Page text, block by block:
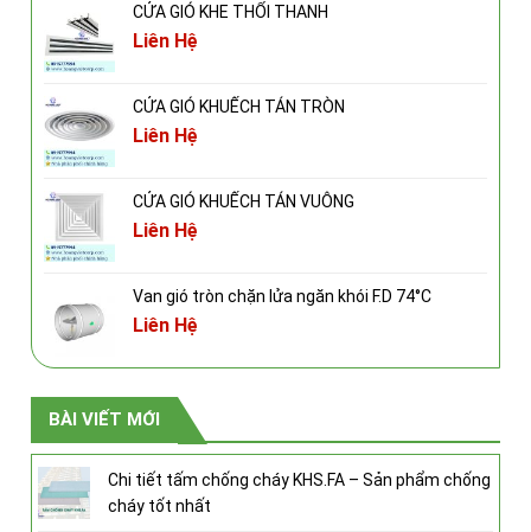
CỬA GIÓ KHE THỔI THANH
Liên Hệ
CỬA GIÓ KHUẾCH TÁN TRÒN
Liên Hệ
CỬA GIÓ KHUẾCH TÁN VUÔNG
Liên Hệ
Van gió tròn chặn lửa ngăn khói F.D 74°C
Liên Hệ
BÀI VIẾT MỚI
Chi tiết tấm chống cháy KHS.FA – Sản phẩm chống
cháy tốt nhất